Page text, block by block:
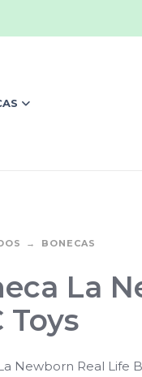
BONECAS
La
Toys
Newborn Real Life